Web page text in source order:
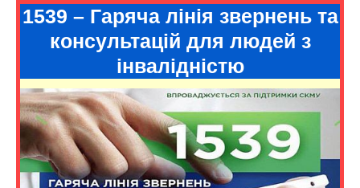
1539 – Гаряча лінія звернень та
консультацій для людей з
інвалідністю